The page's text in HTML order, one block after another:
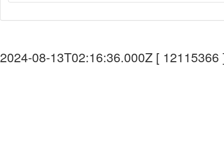
2024-08-13T02:16:36.000Z [ 12115366